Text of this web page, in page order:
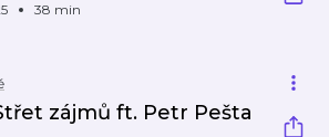
38 min
zájmů ft. Petr Pešta